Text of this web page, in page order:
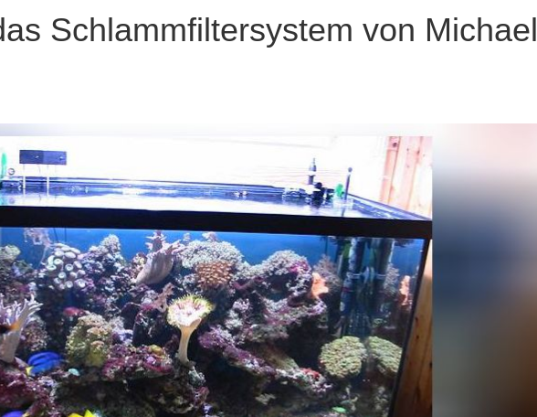
Schlammfiltersystem von Michael